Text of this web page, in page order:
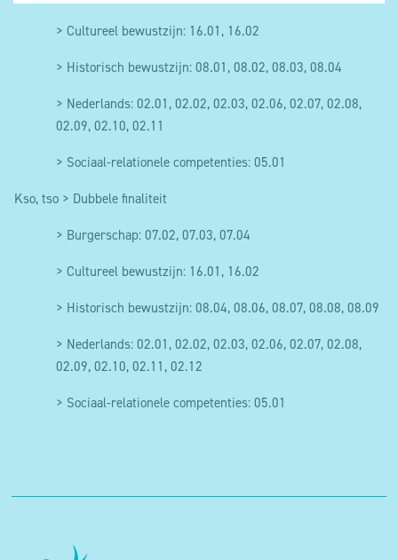
> Cultureel bewustzijn: 16.01, 16.02
> Historisch bewustzijn: 08.01, 08.02, 08.03, 08.04
> Nederlands: 02.01, 02.02, 02.03, 02.06, 02.07, 02.08,
02.09, 02.10, 02.11
> Sociaal-relationele competenties: 05.01
Kso, tso > Dubbele finaliteit
> Burgerschap: 07.02, 07.03, 07.04
> Cultureel bewustzijn: 16.01, 16.02
> Historisch bewustzijn: 08.04, 08.06, 08.07, 08.08, 08.09
> Nederlands: 02.01, 02.02, 02.03, 02.06, 02.07, 02.08,
02.09, 02.10, 02.11, 02.12
> Sociaal-relationele competenties: 05.01
verschillende onderdelen van de website of om
formulieren in te vullen. Ook wanneer je met je
cookies noodzakelijk om op een veilige manier je
identiteit te controleren vooraleer we toegang
geven tot je persoonlijke informatie. Indien je deze
website niet of niet optimaal werken.
van onze websites en apps (bezochte pagina’s,
gemiddelde duur van het bezoek, ...) met de
verbeteren, meer aan te passen aan de wensen
van de bezoekers en om het gebruiksgemak van
onze websites en apps te vergroten. Zo is er
bezoekers helpt tellen en een cookie de bijhoudt
welke pagina’s het populairst zijn. Voor analyses
ook beroep op Google Analytics en Hotjar die
daartoe eveneens gebruik maken van cookies.
Deze cookies kunnen zowel anoniem als niet-
cookies voor analysedoeleinden wordt
voorafgaandelijk je toestemming gevraagd. Je kan
dus weigeren dat deze cookies op je toestel